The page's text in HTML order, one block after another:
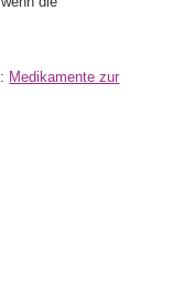
Medikamente zur